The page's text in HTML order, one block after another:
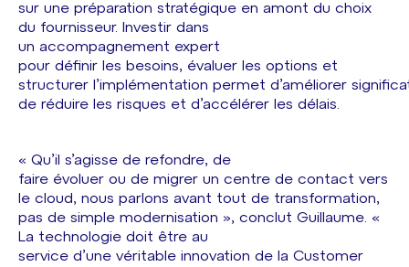
sur une préparation stratégique en amont du choix
du fournisseur. Investir dans
un accompagnement expert
pour définir les besoins, évaluer les options et
structurer l’implémentation permet d’améliorer
de réduire les risques et d’accélérer les délais.
« Qu’il s’agisse de refondre, de
faire évoluer ou de migrer un centre de contact vers
le cloud, nous parlons avant tout de transformation,
pas de simple modernisation », conclut Guillaume. «
La technologie doit être au
service d’une véritable innovation de la Customer